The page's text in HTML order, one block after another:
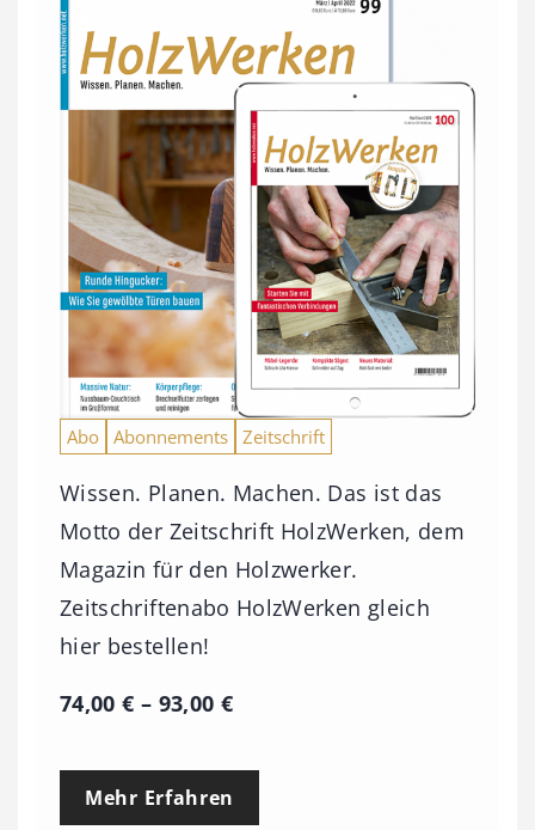
Abo Abonnements Zeitschrift
Wissen. Planen. Machen. Das ist das
Motto der Zeitschrift HolzWerken, dem
Magazin für den Holzwerker.
Zeitschriftenabo HolzWerken gleich
hier bestellen!
74,00€ – 93,00 €P
e
Mehr Erfahren